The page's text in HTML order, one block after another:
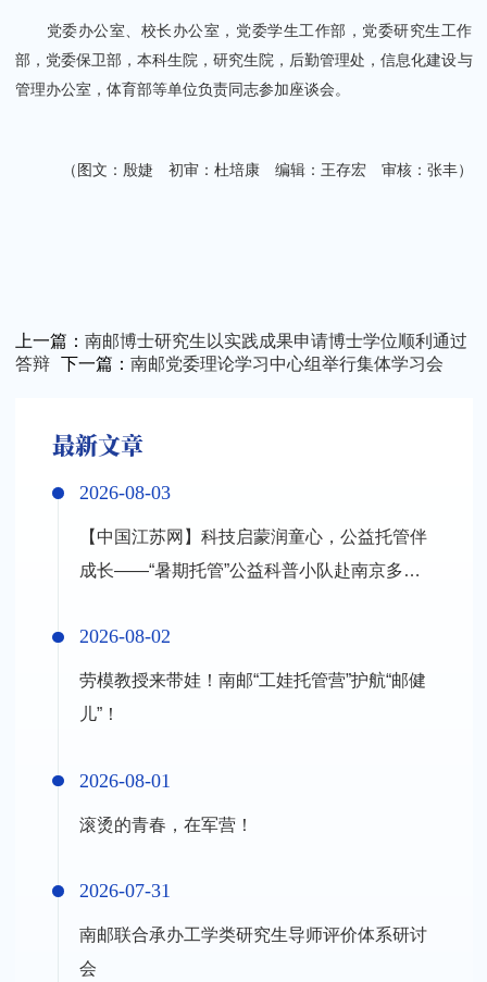
党委办公室、校长办公室，党委学生工作部，党委研究生工作
部，党委保卫部，本科生院，研究生院，后勤管理处，信息化建设与
管理办公室，体育部等单位负责同志参加座谈会。
（图文：殷婕 初审：杜培康 编辑：王存宏 审核：张丰）
上一篇： 南邮博士研究生以实践成果申请博士学位顺利通过
答辩
下一篇： 南邮党委理论学习中心组举行集体学习会
最新文章